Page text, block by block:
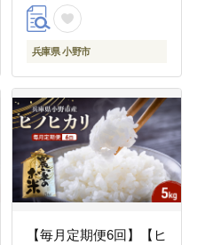
兵庫県 小野市
【毎月定期便6回】【ヒ